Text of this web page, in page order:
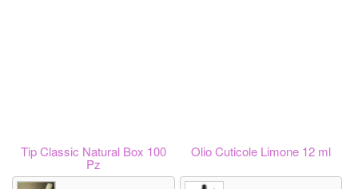
Tip Classic Natural Box 100
Pz
Olio Cuticole Limone 12 ml